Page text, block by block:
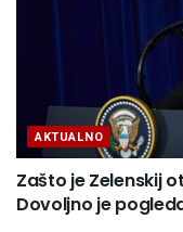
AKTUALNO
Zašto je Zelenskij
Dovoljno je